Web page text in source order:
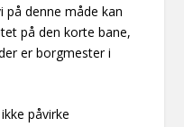
på denne måde kan
på den korte bane,
er borgmester i
påvirke